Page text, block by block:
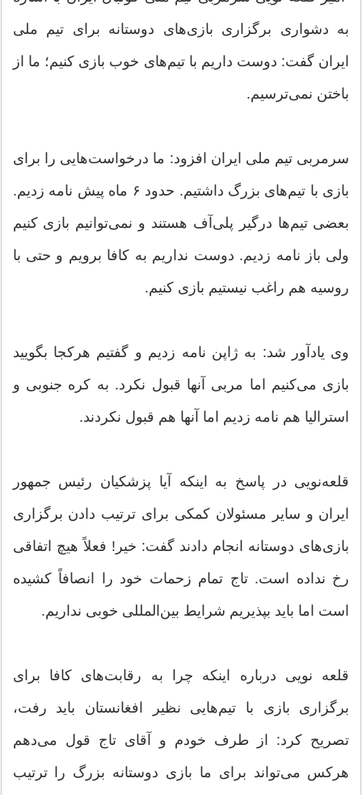
به دشواری برگزاری بازی‌های دوستانه برای تیم ملی
ایران گفت: دوست داریم با تیم‌های خوب بازی کنیم؛ ما از
باختن نمی‌ترسیم.
سرمربی تیم ملی ایران افزود: ما درخواست‌هایی را برای
بازی با تیم‌های بزرگ داشتیم. حدود ۶ ماه پیش نامه زدیم.
بعضی تیم‌ها درگیر پلی‌آف هستند و نمی‌توانیم بازی کنیم
ولی باز نامه زدیم. دوست نداریم به کافا برویم و حتی با
روسیه هم راغب نیستیم بازی کنیم.
وی یادآور شد: به ژاپن نامه زدیم و گفتیم هرکجا بگویید
بازی می‌کنیم اما مربی آنها قبول نکرد. به کره جنوبی و
استرالیا هم نامه زدیم اما آنها هم قبول نکردند.
قلعه‌نویی در پاسخ به اینکه آیا پزشکیان رئیس جمهور
ایران و سایر مسئولان کمکی برای ترتیب دادن برگزاری
بازی‌های دوستانه انجام دادند گفت: خیر! فعلاً هیچ اتفاقی
رخ نداده است. تاج تمام زحمات خود را انصافاً کشیده
است اما باید بپذیریم شرایط بین‌المللی خوبی نداریم.
قلعه نویی درباره اینکه چرا به رقابت‌های کافا برای
برگزاری بازی با تیم‌هایی نظیر افغانستان باید رفت،
تصریح کرد: از طرف خودم و آقای تاج قول می‌دهم
هرکس می‌تواند برای ما بازی دوستانه بزرگ را ترتیب